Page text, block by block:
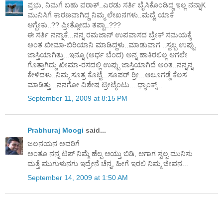
ಪ್ರಭು, ನಿಮಗೆ ಬಹು ಪರಾಕ್..ಎರಡು ಸರ್ತಿ ಬೈಸಿಕೊಂಡಿದ್ದ ಇಲ್ಲ ನನ್ನಾK
ಮುನಿಸಿಗೆ ಕಾರಣವಾಗಿದ್ದ ನಿಮ್ಮ ಲೇಖನಗಳು..ಮದ್ವೆ ಯಾಕೆ
ಆಗ್ಬೇಕು..?? ಪ್ರೀತ್ಸೋದು ತಪ್ಪಾ..???
ಈ ಸರ್ತಿ ನನ್ನಾಕೆ...ನನ್ನ ರಮಜಾನ್ ಉಪವಾಸದ ಬ್ರೇಕ್ ಸಮಯಕ್ಕೆ
ಅಂತ ಖೀಮಾ-ಬಿರಿಯಾನಿ ಮಾಡಿದ್ದಳು..ಮಾಡುವಾಗ ..ಸ್ವಲ್ಪ ಉಪ್ಪು
ಜಾಸ್ತಿಯಾಗಿತ್ತು...ಇನ್ನೂ (ಅರ್ಧ ಬೆಂದ) ಅನ್ನ ಹಾಕಿರಲಿಲ್ಲ ಆಗಲೇ
ಗೊತ್ತಾಗಿದ್ದು ಖೀಮಾ-ರಸದಲ್ಲಿ ಉಪ್ಪು ಜಾಸ್ತಿಯಾಗಿದೆ ಅಂತ..ನನ್ನನ್ನ
ಕೇಳಿದಳು..ನಿಮ್ಮ ಸೂತ್ರ ಕೊಟ್ಟೆ...ಸೂಪರ್ ರ್ರೀ...ಆಲೂಗಡ್ಡೆ ಕೆಲಸ
ಮಾಡಿತ್ತು...ನನಗೋ ವಿಶೇಷ ಟ್ರೀಟ್ಮೆಂಟು....ಥ್ಯಾಂಕ್ಸ್...
September 11, 2009 at 8:15 PM
Prabhuraj Moogi said...
ಜಲನಯನ ಅವರಿಗೆ
ಅಂತೂ ನನ್ನ ಟಿಪ್ ನಿಮ್ಗೆ ಹೆಲ್ಪ ಆಯ್ತು ಬಿಡಿ, ಆಗಾಗ ಸ್ವಲ್ಪ ಮುನಿಸು
ಮತ್ತೆ ಮುಗುಳುನಗು ಇದ್ರೇನೆ ಚೆನ್ನ, ಹೀಗೆ ಇರಲಿ ನಿಮ್ಮ ಜೀವನ...
September 14, 2009 at 1:50 AM